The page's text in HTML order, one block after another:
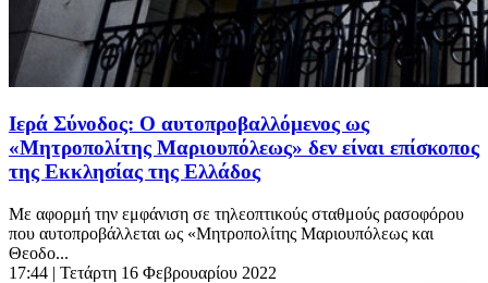
Ιερά Σύνοδος: Ο αυτοπροβαλλόμενος ως
«Μητροπολίτης Μαριουπόλεως» δεν είναι επίσκοπος
της Εκκλησίας της Ελλάδος
Με αφορμή την εμφάνιση σε τηλεοπτικούς σταθμούς ρασοφόρου
που αυτοπροβάλλεται ως «Μητροπολίτης Μαριουπόλεως και
Θεοδο...
17:44 | Τετάρτη 16 Φεβρουαρίου 2022